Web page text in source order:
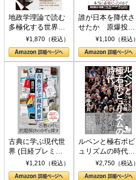
地政学理論で読む
多極化する世界：
トランプとBRICS
の挑戦
¥1,870（税込）
誰が日本を降伏さ
せたか 原爆投
下、ソ連参戦、そ
して聖断 (PHP新
書)
¥1,100（税込）
古典に学ぶ現代世
界 (日経プレミア
シリーズ)¥1,210（税込）
ルペンと極右ポピ
ュリズムの時代：
〈ヤヌス〉の二つ
の顔
¥2,750（税込）